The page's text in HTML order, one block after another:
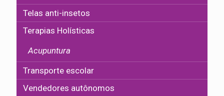
Telas anti-insetos
Terapias Holísticas
Acupuntura
Transporte escolar
Vendedores autônomos